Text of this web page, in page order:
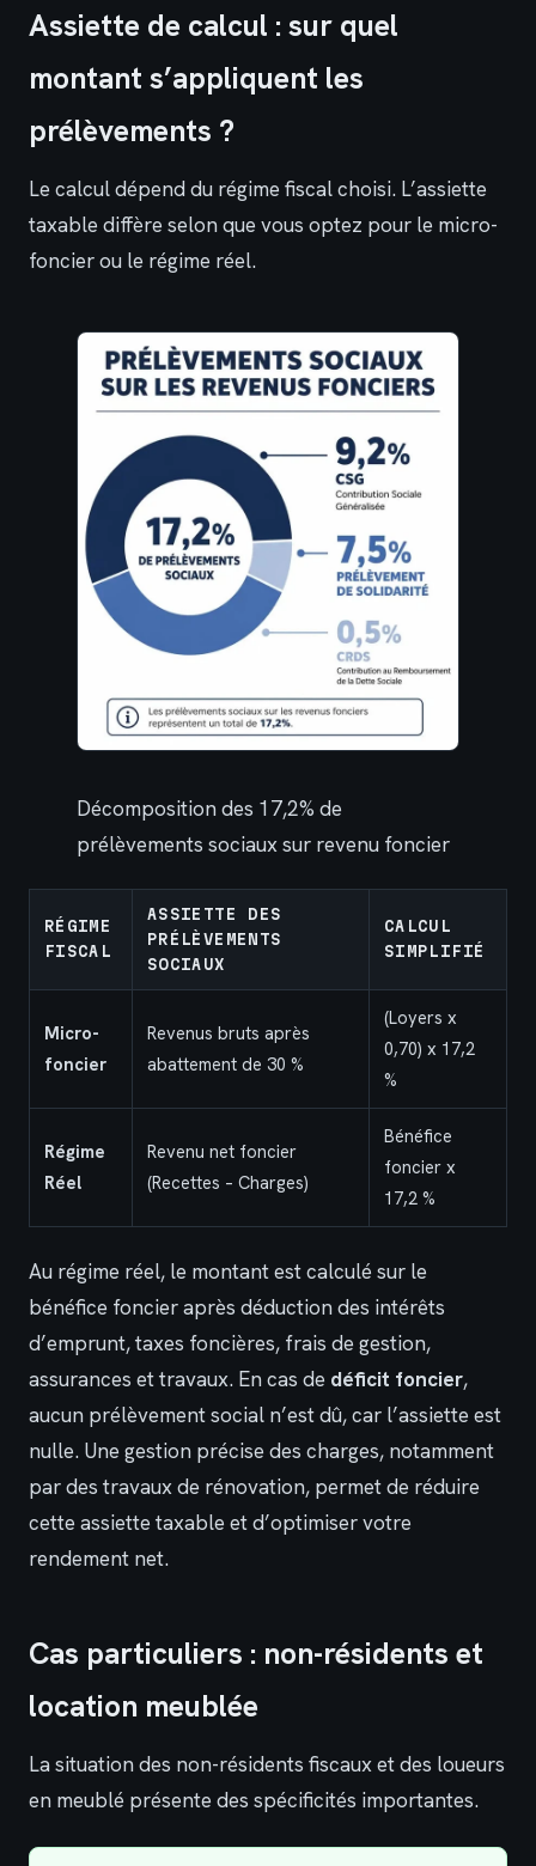
Assiette de calcul : sur quel
montant s’appliquent les
prélèvements ?
Le calcul dépend du régime fiscal choisi. L’assiette
taxable diffère selon que vous optez pour le micro-
foncier ou le régime réel.
Décomposition des 17,2% de
prélèvements sociaux sur revenu foncier
RÉGIME
FISCAL
ASSIETTE DES
PRÉLÈVEMENTS
SOCIAUX
CALCUL
SIMPLIFIÉ
Micro-
foncier
Revenus bruts après
abattement de 30 %
(Loyers x
0,70) x 17,2
%
Régime
Réel
Revenu net foncier
(Recettes – Charges)
Bénéfice
foncier x
17,2 %
Au régime réel, le montant est calculé sur le
bénéfice foncier après déduction des intérêts
d’emprunt, taxes foncières, frais de gestion,
assurances et travaux. En cas de déficit foncier,
aucun prélèvement social n’est dû, car l’assiette est
nulle. Une gestion précise des charges, notamment
par des travaux de rénovation, permet de réduire
cette assiette taxable et d’optimiser votre
rendement net.
Cas particuliers : non-résidents et
location meublée
La situation des non-résidents fiscaux et des loueurs
en meublé présente des spécificités importantes.